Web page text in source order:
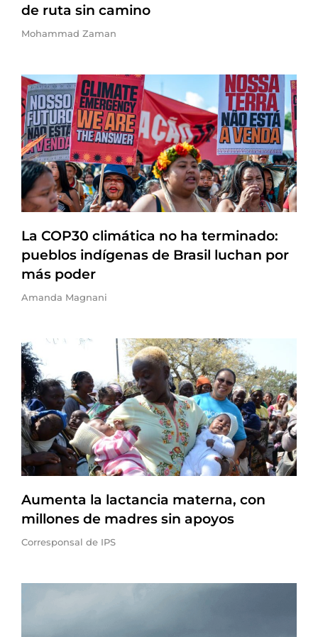
de ruta sin camino
Mohammad Zaman
La COP30 climática no ha terminado:
pueblos indígenas de Brasil luchan por
más poder
Amanda Magnani
Aumenta la lactancia materna, con
millones de madres sin apoyos
Corresponsal de IPS